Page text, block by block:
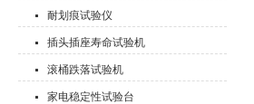
耐划痕试验仪
插头插座寿命试验机
滚桶跌落试验机
家电稳定性试验台